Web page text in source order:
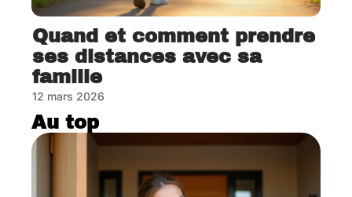
Quand et comment prendre
ses distances avec sa
famille
12 mars 2026
Au top